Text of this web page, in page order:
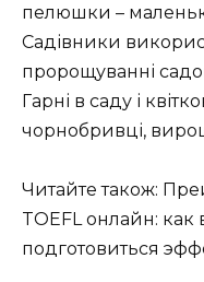
пелюшки –
Садівники
пророщуванні
Гарні в саду і
чорнобривці,
Читайте також:
TOEFL онлайн:
подготовиться